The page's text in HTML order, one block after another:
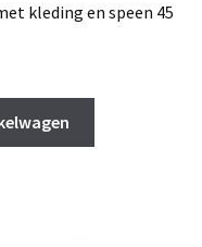
kleding en speen 45